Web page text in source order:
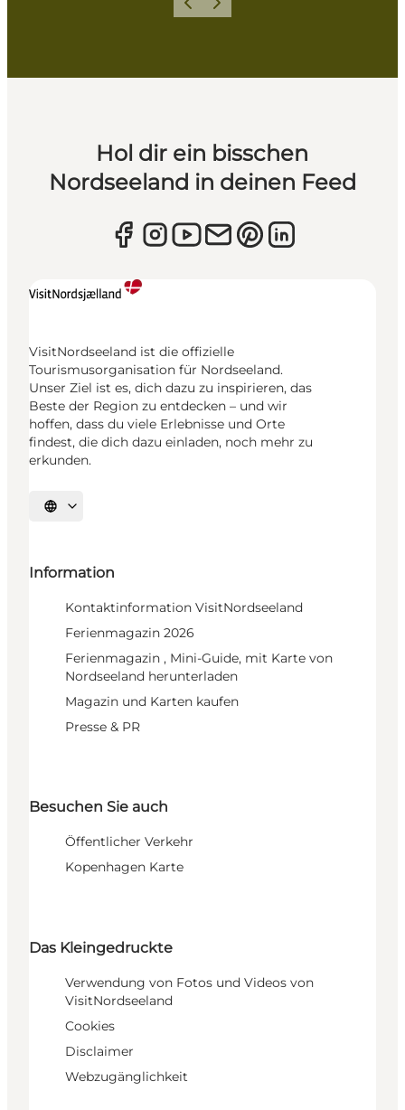
ZurückWeiter
Hol dir ein bisschen
Nordseeland in deinen Feed
VisitNordseeland ist die offizielle
Tourismusorganisation für Nordseeland.
Unser Ziel ist es, dich dazu zu inspirieren, das
Beste der Region zu entdecken – und wir
hoffen, dass du viele Erlebnisse und Orte
findest, die dich dazu einladen, noch mehr zu
erkunden.
Sprache auswählen
Information
Kontaktinformation VisitNordseeland
Ferienmagazin 2026
Ferienmagazin , Mini-Guide, mit Karte von
Nordseeland herunterladen
Magazin und Karten kaufen
Presse & PR
Besuchen Sie auch
Öffentlicher Verkehr
Kopenhagen Karte
Das Kleingedruckte
Verwendung von Fotos und Videos von
VisitNordseeland
Cookies
Disclaimer
Webzugänglichkeit